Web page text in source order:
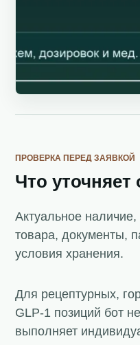
ПРОВЕРКА ПЕРЕД ЗАЯВКОЙ
Что уточняет
Актуальное
товара, документы,
условия хранения.
Для рецептурных,
GLP-1 позиций бот
выполняет